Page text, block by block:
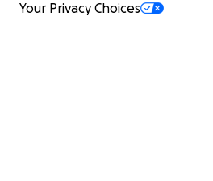
Your Privacy Choices